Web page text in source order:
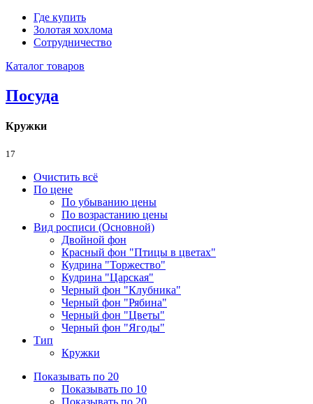
Где купить
Золотая хохлома
Сотрудничество
Каталог товаров
Посуда
Кружки
17
Очистить всё
По цене
По убыванию цены
По возрастанию цены
Вид росписи (Основной)
Двойной фон
Красный фон "Птицы в цветах"
Кудрина "Торжество"
Кудрина "Царская"
Черный фон "Клубника"
Черный фон "Рябина"
Черный фон "Цветы"
Черный фон "Ягоды"
Тип
Кружки
Показывать по 20
Показывать по 10